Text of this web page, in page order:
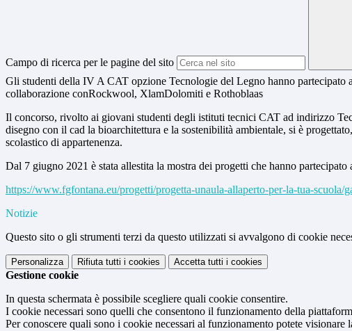
Campo di ricerca per le pagine del sito
Gli studenti della IV A CAT opzione Tecnologie del Legno hanno partecipato
collaborazione conRockwool, XlamDolomiti e Rothoblaas
Il concorso, rivolto ai giovani studenti degli istituti tecnici CAT ad indirizzo
disegno con il cad la bioarchitettura e la sostenibilità ambientale, si è
scolastico di appartenenza.
Dal 7 giugno 2021 è stata allestita la mostra dei progetti che hanno
https://www.fgfontana.eu/progetti/progetta-unaula-allaperto-per-la-tua-scuola/
Notizie
Questo sito o gli strumenti terzi da questo utilizzati si avvalgono di cookie
Personalizza Rifiuta tutti i cookies Accetta tutti i cookies
Gestione cookie
In questa schermata è possibile scegliere quali cookie consentire.
I cookie necessari sono quelli che consentono il funzionamento della
Per conoscere quali sono i cookie necessari al funzionamento potete visionare